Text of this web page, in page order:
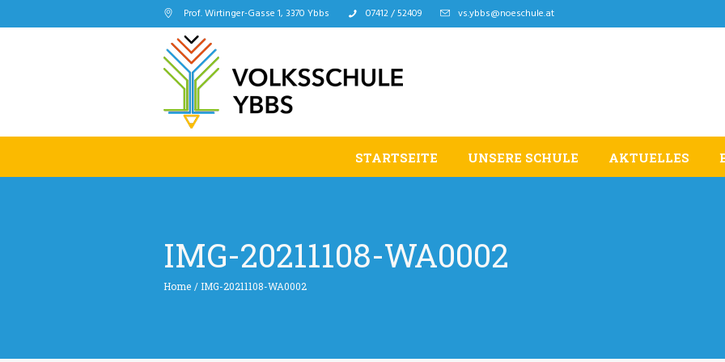
Prof. Wirtinger-Gasse 1, 3370 Ybbs 07412 / 52409 vs.ybbs@noeschule.at
STARTSEITE UNSERE SCHULE AKTUELLES
IMG-20211108-WA0002
Home / IMG-20211108-WA0002